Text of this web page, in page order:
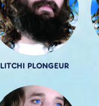
LITCHI PLONGEUR